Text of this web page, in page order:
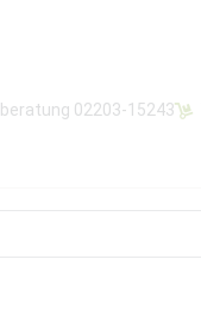
02203-15243